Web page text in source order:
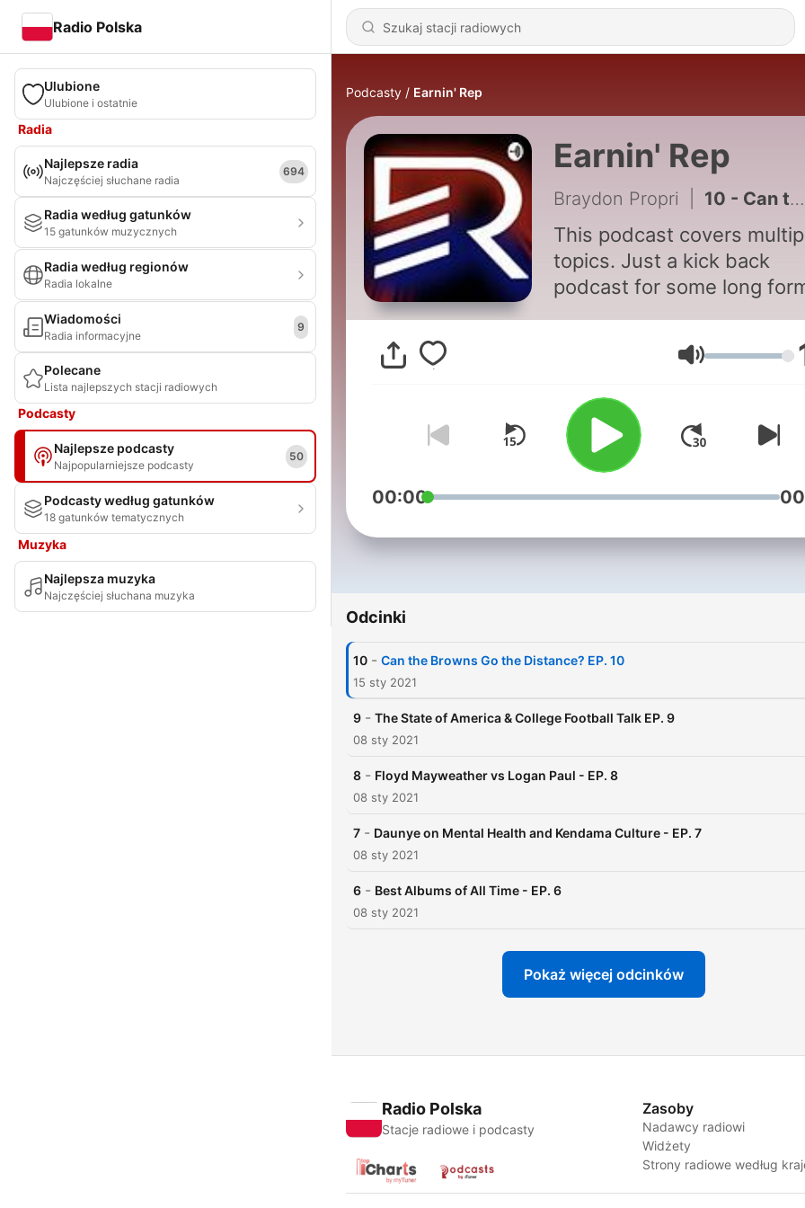
Radio Polska
Ulubione
Ulubione i ostatnie
Radia
Najlepsze radia
Najczęściej słuchane radia
694
Radia według gatunków
15 gatunków muzycznych
Radia według regionów
Radia lokalne
Wiadomości
Radia informacyjne
9
Polecane
Lista najlepszych stacji radiowych
Podcasty
Najlepsze podcasty
Najpopularniejsze podcasty
50
Podcasty według gatunków
18 gatunków tematycznych
Muzyka
Najlepsza muzyka
Najczęściej słuchana muzyka
Podcasty Earnin' Rep
Earnin' Rep
Braydon Propri 10 - Can the Browns Go the Distance? EP. 10
This podcast covers
topics. Just a kick back
podcast for some long
different topics Inquiries-
Głośność
00:00
Odcinki
10 - Can the Browns Go the Distance? EP. 10
15 sty 2021
9 - The State of America & College Football Talk EP. 9
08 sty 2021
8 - Floyd Mayweather vs Logan Paul - EP. 8
08 sty 2021
7 - Daunye on Mental Health and Kendama Culture - EP. 7
08 sty 2021
6 - Best Albums of All Time - EP. 6
08 sty 2021
Pokaż więcej odcinków
Radio Polska
Stacje radiowe i podcasty
Zasoby
Nadawcy radiowi
Widżety
Strony radiowe według